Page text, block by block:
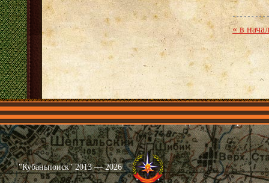
« в
Главная Имена Общественные объединения Проекты
"Кубаньпоиск" 2013 — 2026